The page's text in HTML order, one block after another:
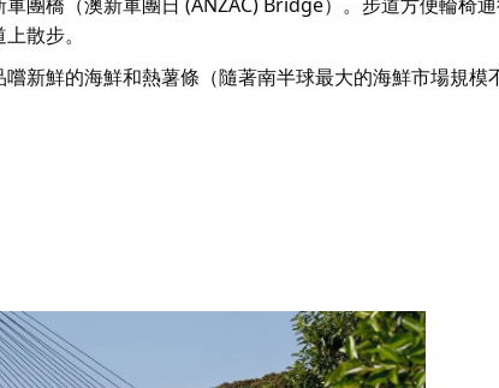
散步。
新鮮的海鮮和熱薯條（隨著南半球最大的海鮮市場規模